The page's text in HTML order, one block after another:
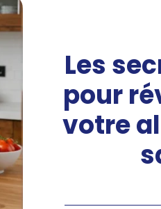
Les
pour
votre